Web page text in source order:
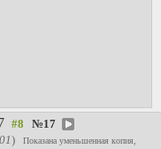
№17
)
Показана уменьшенная копия,